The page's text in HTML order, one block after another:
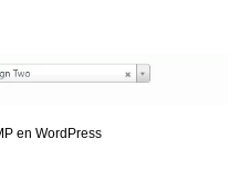
en WordPress